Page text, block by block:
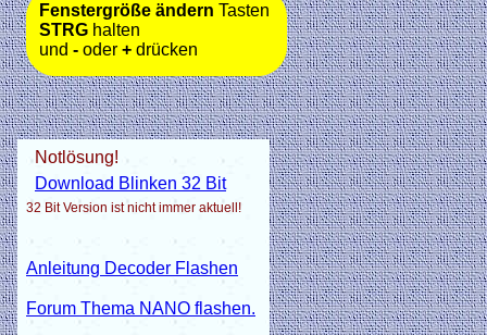
Fenstergröße ändern Tasten
STRG halten
und - oder + drücken
Notlösung!
Download Blinken 32 Bit
32 Bit Version ist nicht immer aktuell!
Anleitung Decoder Flashen
Forum Thema NANO flashen.